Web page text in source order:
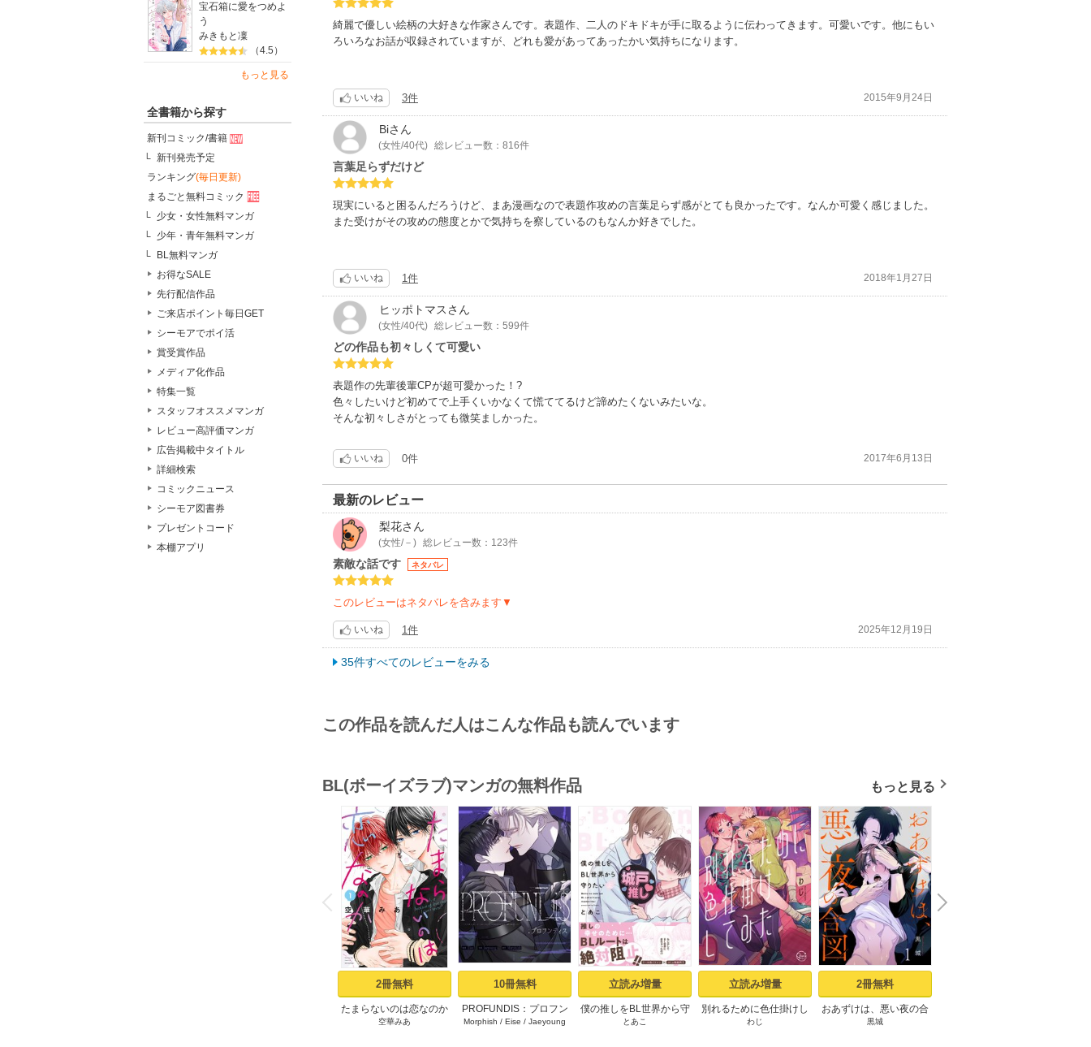
宝石箱に愛をつめよ
う
みきもと凜
（4.5）
もっと見る
全書籍から探す
新刊コミック/書籍
新刊発売予定
ランキング(毎日更新)
まるごと無料コミック
少女・女性無料マンガ
少年・青年無料マンガ
BL無料マンガ
お得なSALE
先行配信作品
ご来店ポイント毎日GET
シーモアでポイ活
賞受賞作品
メディア化作品
特集一覧
スタッフオススメマンガ
レビュー高評価マンガ
広告掲載中タイトル
詳細検索
コミックニュース
シーモア図書券
プレゼントコード
本棚アプリ
綺麗で優しい絵柄の大好きな作家さんです。表題作、二人のドキドキが手に取るように伝わってきます。可愛いです。他にもい
ろいろなお話が収録されていますが、どれも愛があってあったかい気持ちになります。
いいね 3件 2015年9月24日
Biさん
(女性/40代) 総レビュー数：816件
言葉足らずだけど
現実にいると困るんだろうけど、まあ漫画なので表題作攻めの言葉足らず感がとても良かったです。なんか可愛く感じました。
また受けがその攻めの態度とかで気持ちを察しているのもなんか好きでした。
いいね 1件 2018年1月27日
ヒッポトマス さん
(女性/40代) 総レビュー数：599件
どの作品も初々しくて可愛い
表題作の先輩後輩CPが超可愛かった！?
色々したいけど初めてで上手くいかなくて慌ててるけど諦めたくないみたいな。
そんな初々しさがとっても微笑ましかった。
いいね 0件 2017年6月13日
最新のレビュー
梨花さん
(女性/－) 総レビュー数：123件
素敵な話です ネタバレ
このレビューはネタバレを含みます▼
いいね 1件 2025年12月19日
35件すべてのレビューをみる
この作品を読んだ人はこんな作品も読んでいます
BL(ボーイズラブ)マンガの無料作品 もっと見る
P
r
e
v
i
o
u
s
2冊無料
たまらないのは恋なのか
（１）【シーモア限定特
空華みあ
10冊無料
PROFUNDIS：プロフン
ディス【タテヨミ】1
Morphish / Eise / Jaeyoung
立読み増量
僕の推しをBL世界から守
りたい【シーモア限定特
とあこ
立読み増量
別れるために色仕掛けし
てみた1【コミックシーモ
わじ
2冊無料
おあずけは、悪い夜の合
図（1）
黒城
N
e
x
t